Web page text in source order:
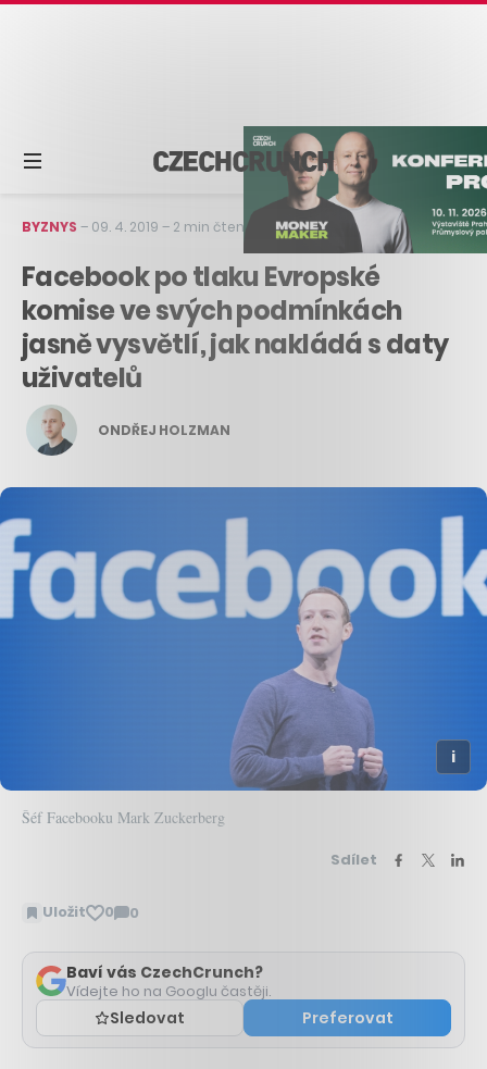
BYZNYS – 09. 4. 2019 – 2 min čtení
Facebook po tlaku Evropské
komise ve svých podmínkách
jasně vysvětlí, jak nakládá s daty
uživatelů
ONDŘEJ HOLZMAN
Šéf Facebooku Mark Zuckerberg
Sdílet
Uložit 0 0
Zobrazit
Baví vás CzechCrunch?
Vídejte ho na Googlu častěji.
Sledovat Preferovat